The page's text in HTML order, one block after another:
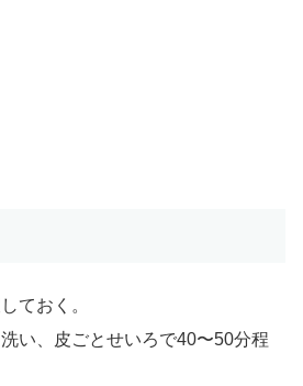
ておく。
い、皮ごとせいろで40〜50分程